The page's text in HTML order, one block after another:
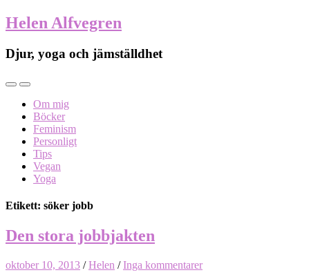
Helen Alfvegren
Djur, yoga och jämställdhet
Om mig
Böcker
Feminism
Personligt
Tips
Vegan
Yoga
Etikett: söker jobb
Den stora jobbjakten
oktober 10, 2013 /Helen /Inga kommentarer